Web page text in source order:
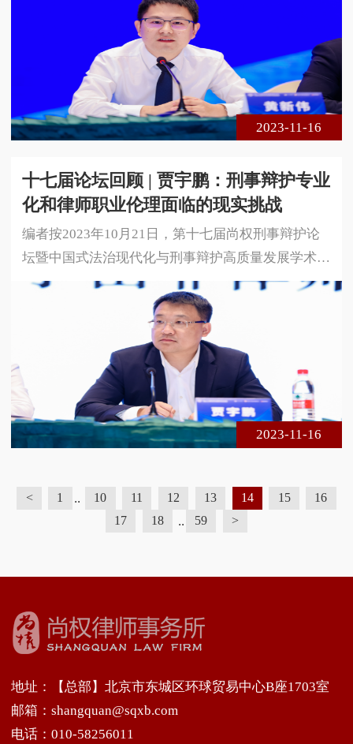
权律师事务所联合主办。论坛的主题是中国式法治现
代化与刑事辩护高质量发展。本届论坛采用线下、线
上相结合的方式进行，共300余名专家学者、法律实
务界人士莅临现场参会，在线实时收看达1 5万余人
次。以下是合肥市律协刑委会副主任
2023-11-16
十七届论坛回顾 | 贾宇鹏：刑事辩护专业
化和律师职业伦理面临的现实挑战
编者按2023年10月21日，第十七届尚权刑事辩护论
坛暨中国式法治现代化与刑事辩护高质量发展学术研
讨会在安徽省合肥市成功举办。本届论坛由安徽大学
法学院、中国政法大学国家法律援助研究院与北京尚
权律师事务所联合主办。论坛的主题是中国式法治现
代化与刑事辩护高质量发展。本届论坛采用线下、线
上相结合的方式进行，共300余名专家学者、法律实
务界人士莅临现场参会，在线实时收看达1 5万余人
次。以下是合肥市律协刑委会副主任
2023-11-16
< 1 .. 10 11 12 13 14 15
16
17
18 .. 59 >
地址：【总部】北京市东城区环球贸易中心B座1703室
邮箱：shangquan@sqxb.com
电话：010-58256011